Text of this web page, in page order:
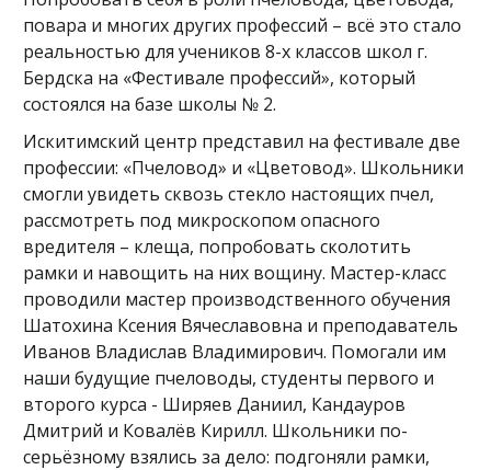
повара и многих других профессий – всё это стало
реальностью для учеников 8-х классов школ г.
Бердска на «Фестивале профессий», который
состоялся на базе школы № 2.
Искитимский центр представил на фестивале две
профессии: «Пчеловод» и «Цветовод». Школьники
смогли увидеть сквозь стекло настоящих пчел,
рассмотреть под микроскопом опасного
вредителя – клеща, попробовать сколотить
рамки и навощить на них вощину. Мастер-класс
проводили мастер производственного обучения
Шатохина Ксения Вячеславовна и преподаватель
Иванов Владислав Владимирович. Помогали им
наши будущие пчеловоды, студенты первого и
второго курса - Ширяев Даниил, Кандауров
Дмитрий и Ковалёв Кирилл. Школьники по-
серьёзному взялись за дело: подгоняли рамки,